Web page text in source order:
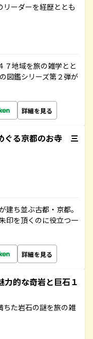
リーダーを経歴ととも
７地域を旅の雑学とと
図鑑シリーズ第２弾が
詳細を見る
ぐる京都のお寺 三
建ち並ぶ古都・京都。
印を頂くのに役立つ一
詳細を見る
的な奇岩と巨石１
ちた岩石の謎を旅の雑